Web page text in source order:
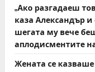
g
a
t
„Ако разгадаеш
каза Александър и
шегата му вече
аплодисментите
Жената се